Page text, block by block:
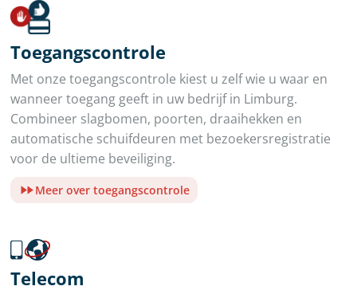
Toegangscontrole
Met onze toegangscontrole kiest u zelf wie u waar en
wanneer toegang geeft in uw bedrijf in Limburg.
Combineer slagbomen, poorten, draaihekken en
automatische schuifdeuren met bezoekersregistratie
voor de ultieme beveiliging.
Meer over toegangscontrole
Telecom